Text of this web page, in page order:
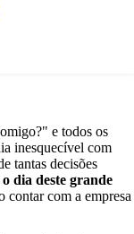
e todos os
inesquecível com
tantas decisões
dia deste grande
contar com a empresa